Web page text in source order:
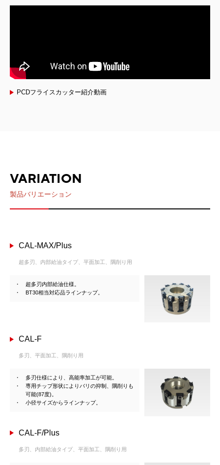
PCDフライスカッター紹介動画
VARIATION
製品バリエーション
CAL-MAX/Plus
超多刃、内部給油タイプ、平面加工、隅削り用
超多刃内部給油仕様。
BT30相当対応品ラインナップ。
CAL-F
多刃、平面加工、隅削り用
多刃仕様により、高能率加工が可能。
専用チップ形状によりバリの抑制、隅削りも
可能(87度)。
小径サイズからラインナップ。
CAL-F/Plus
多刃、内部給油タイプ、平面加工、隅削り用